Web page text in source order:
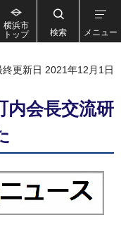
横浜市
トップ
検索 メニュー
終更新日 2021年12月1日
内会長交流研